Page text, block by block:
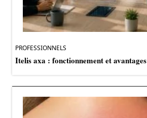
PROFESSIONNELS
Itelis axa : fonctionnement et avantages